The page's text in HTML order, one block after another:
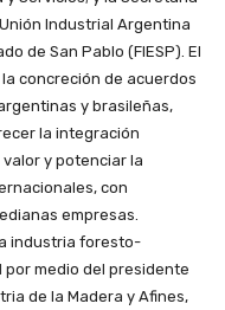
Industrial Argentina
de San Pablo (FIESP). El
concreción de acuerdos
y brasileñas,
la integración
y potenciar la
con
empresas.
industria foresto-
medio del presidente
de la Madera y Afines,